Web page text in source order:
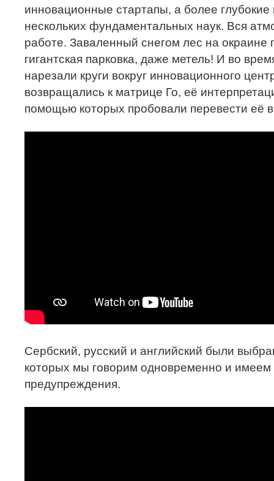
инновационные стартапы, а более
нескольких фундаментальных наук. Вся
работе. Заваленный снегом лес на окраине
гигантская парковка, даже метель! И во
нарезали круги вокруг инновационного
возвращались к матрице Го, её
помощью которых пробовали перевести её в
Сербский, русский и английский были
которых мы говорим одновременно и имеем
предупреждения.